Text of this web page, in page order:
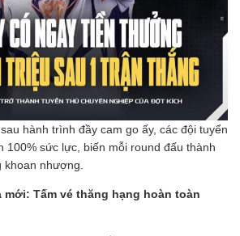
hành trình đầy cam go ấy, các đội tuyển
100% sức lực, biến mỗi round đấu thành
khoan nhượng.
mới: Tấm vé thăng hạng hoàn toàn